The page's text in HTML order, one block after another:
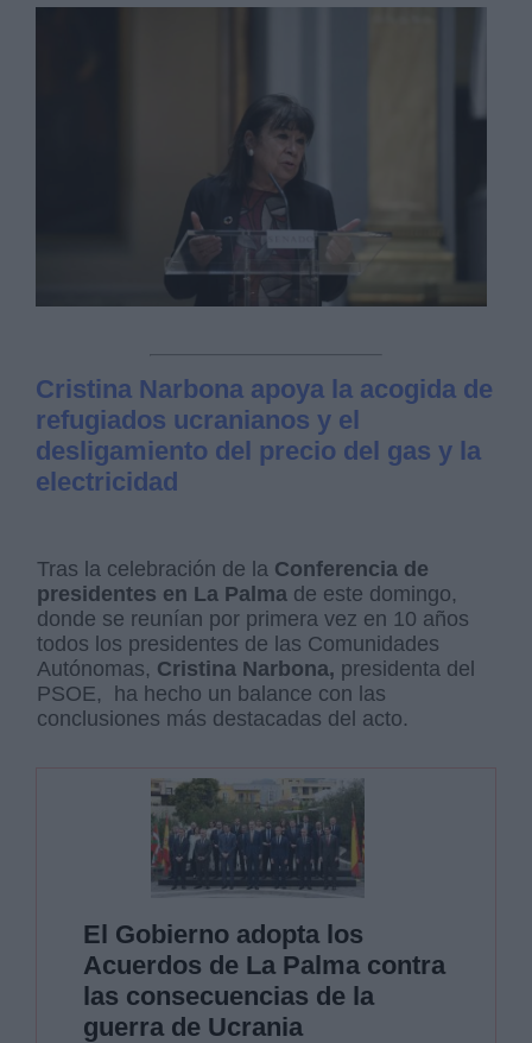
Cristina Narbona apoya la acogida de
refugiados ucranianos y el
desligamiento del precio del gas y la
electricidad
Tras la celebración de la Conferencia de
presidentes en La Palma de este domingo,
donde se reunían por primera vez en 10 años
todos los presidentes de las Comunidades
Autónomas, Cristina Narbona, presidenta del
PSOE, ha hecho un balance con las
conclusiones más destacadas del acto.
El Gobierno adopta los
Acuerdos de La Palma contra
las consecuencias de la
guerra de Ucrania